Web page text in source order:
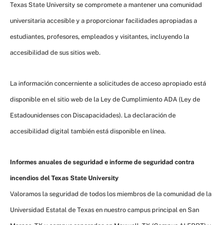
Texas State University se compromete a mantener una comunidad
universitaria accesible y a proporcionar facilidades apropiadas a
estudiantes, profesores, empleados y visitantes, incluyendo la
accesibilidad de sus sitios web.
La información concerniente a solicitudes de acceso apropiado está
disponible en el sitio web de la Ley de Cumplimiento ADA (Ley de
Estadounidenses con Discapacidades). La declaración de
accesibilidad digital también está disponible en línea.
Informes anuales de seguridad e informe de seguridad contra
incendios del Texas State University
Valoramos la seguridad de todos los miembros de la comunidad de la
Universidad Estatal de Texas en nuestro campus principal en San